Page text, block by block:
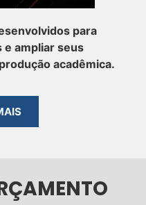
para
e ampliar seus
acadêmica.